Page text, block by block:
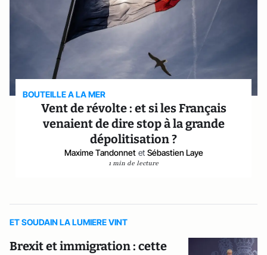
BOUTEILLE A LA MER
Vent de révolte : et si les Français
venaient de dire stop à la grande
dépolitisation ?
Maxime Tandonnet et Sébastien Laye
1 min de lecture
ET SOUDAIN LA LUMIERE VINT
Brexit et immigration : cette